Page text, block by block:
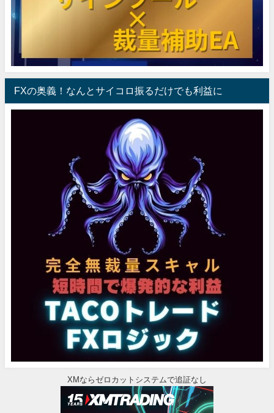
FXの奥義！なんとサイコロ振るだけでも利益に
XMならゼロカットシステムで追証なし